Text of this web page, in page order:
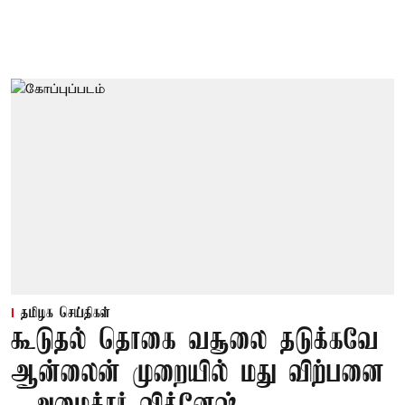
தமிழக செய்திகள்
கூடுதல் தொகை வசூலை தடுக்கவே
ஆன்லைன் முறையில் மது விற்பனை